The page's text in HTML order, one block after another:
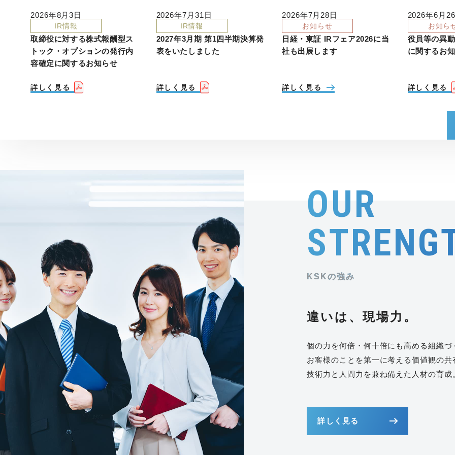
2026年8月3日
IR情報
取締役に対する株式報酬型ス
トック・オプションの発行内
容確定に関するお知らせ
詳しく見る
2026年7月31日
IR情報
2027年3月期 第1四半期決算発
表をいたしました
詳しく見る
2026年7月28日
お知らせ
日経・東証 IRフェア2026に当
社も出展します
詳しく見る
2026年6月
お知ら
役員等の異
に関するお
詳しく見る
OUR
違いは、現場力。
個の力を何倍・何十倍にも高める組織づ
お客様のことを第一に考える価値観の共
技術力と人間力を兼ね備えた人材の育成
詳しく見る